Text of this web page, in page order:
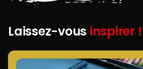
Laissez-vous inspirer !